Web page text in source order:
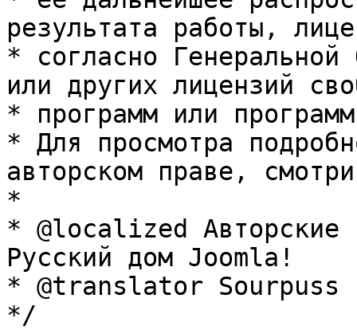
результата работы,
* согласно Генеральной
или других лицензий
* программ или
* Для просмотра
авторском праве,
*
* @localized Авторские
Русский дом Joomla!
* @translator Sourpuss
*/